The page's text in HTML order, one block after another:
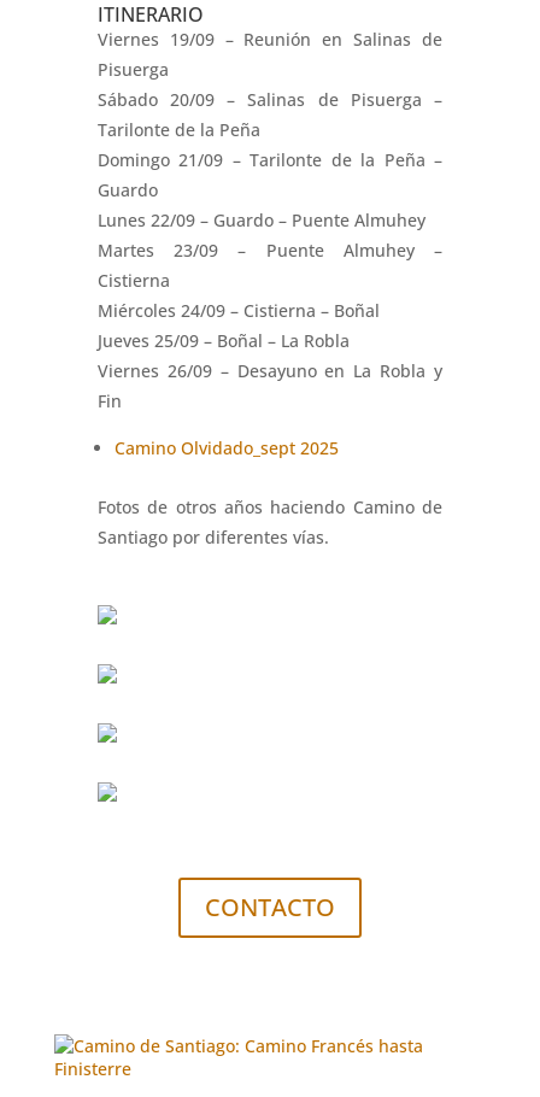
ITINERARIO
Viernes 19/09 – Reunión en Salinas de
Pisuerga
Sábado 20/09 – Salinas de Pisuerga –
Tarilonte de la Peña
Domingo 21/09 – Tarilonte de la Peña –
Guardo
Lunes 22/09 – Guardo – Puente Almuhey
Martes 23/09 – Puente Almuhey –
Cistierna
Miércoles 24/09 – Cistierna – Boñal
Jueves 25/09 – Boñal – La Robla
Viernes 26/09 – Desayuno en La Robla y
Fin
Camino Olvidado_sept 2025
Fotos de otros años haciendo Camino de
Santiago por diferentes vías.
CONTACTO